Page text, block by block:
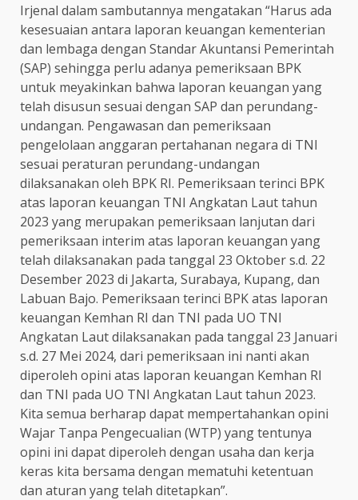
Irjenal dalam sambutannya mengatakan “Harus ada
kesesuaian antara laporan keuangan kementerian
dan lembaga dengan Standar Akuntansi Pemerintah
(SAP) sehingga perlu adanya pemeriksaan BPK
untuk meyakinkan bahwa laporan keuangan yang
telah disusun sesuai dengan SAP dan perundang-
undangan. Pengawasan dan pemeriksaan
pengelolaan anggaran pertahanan negara di TNI
sesuai peraturan perundang-undangan
dilaksanakan oleh BPK RI. Pemeriksaan terinci BPK
atas laporan keuangan TNI Angkatan Laut tahun
2023 yang merupakan pemeriksaan lanjutan dari
pemeriksaan interim atas laporan keuangan yang
telah dilaksanakan pada tanggal 23 Oktober s.d. 22
Desember 2023 di Jakarta, Surabaya, Kupang, dan
Labuan Bajo. Pemeriksaan terinci BPK atas laporan
keuangan Kemhan RI dan TNI pada UO TNI
Angkatan Laut dilaksanakan pada tanggal 23 Januari
s.d. 27 Mei 2024, dari pemeriksaan ini nanti akan
diperoleh opini atas laporan keuangan Kemhan RI
dan TNI pada UO TNI Angkatan Laut tahun 2023.
Kita semua berharap dapat mempertahankan opini
Wajar Tanpa Pengecualian (WTP) yang tentunya
opini ini dapat diperoleh dengan usaha dan kerja
keras kita bersama dengan mematuhi ketentuan
dan aturan yang telah ditetapkan”.